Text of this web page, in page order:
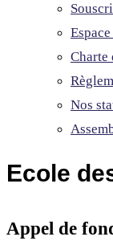
Charte
Nos
Ecole
Appel de